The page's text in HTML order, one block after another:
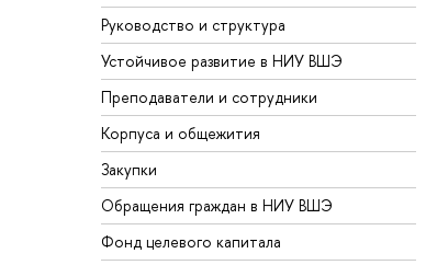
Руководство и структура
Устойчивое развитие в НИУ ВШЭ
Преподаватели и сотрудники
Корпуса и общежития
Закупки
Обращения граждан в НИУ ВШЭ
Фонд целевого капитала